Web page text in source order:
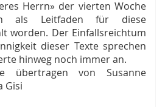
Herrn» der vierten Woche
als Leitfaden für diese
worden. Der Einfallsreichtum
dieser Texte sprechen
hinweg noch immer an.
übertragen von Susanne
Gisi